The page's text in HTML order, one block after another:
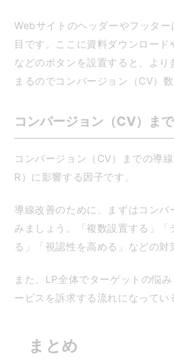
Webサイトのヘッダーやフッタ
目です。ここに資料ダウンロー
などのボタンを設置すると、よ
まるのでコンバージョン（CV）
コンバージョン（CV）ま
コンバージョン（CV）までの導
R）に影響する因子です。
導線改善のために、まずはコンバ
みましょう。「複数設置する」「
る」「視認性を高める」などの対
また、LP全体でターゲットの悩
ービスを訴求する流れになってい
まとめ